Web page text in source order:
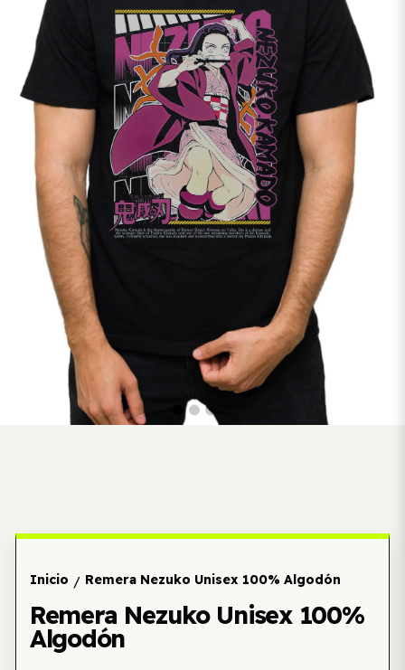
Inicio / Remera Nezuko Unisex 100% Algodón
Remera Nezuko Unisex 100%
Algodón